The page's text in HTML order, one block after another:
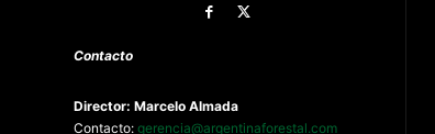
Contacto
Director: Marcelo Almada
Contacto: gerencia@argentinaforestal.com